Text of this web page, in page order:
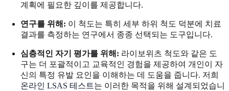
계획에 필요한 깊이를 제공합니다.
연구를 위해: 이 척도는 특히 세부 하위 척도 덕분에 치료
결과를 측정하는 연구에서 종종 선택되는 도구입니다.
심층적인 자기 평가를 위해: 라이보위츠 척도와 같은 도
구는 더 포괄적이고 교육적인 경험을 제공하여 개인이 자
신의 특정 유발 요인을 이해하는 데 도움을 줍니다. 저희
온라인 LSAS 테스트는 이러한 목적을 위해 설계되었습니